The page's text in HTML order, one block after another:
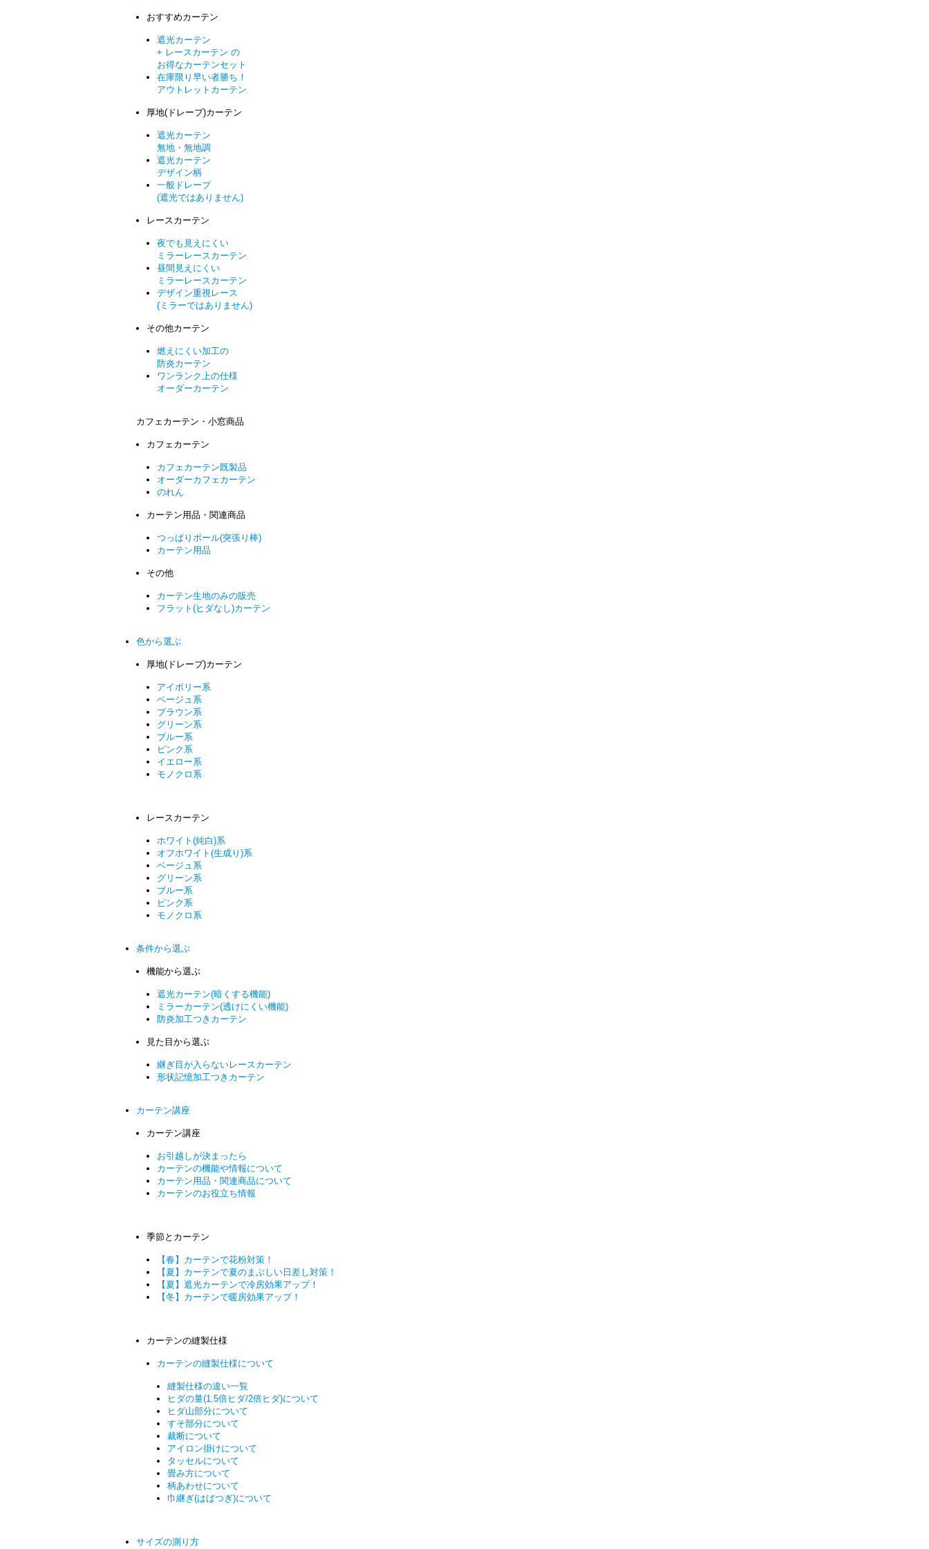
おすすめカーテン
遮光カーテン
+ レースカーテン の
お得なカーテンセット
在庫限り早い者勝ち！
アウトレットカーテン
厚地(ドレープ)カーテン
遮光カーテン
無地・無地調
遮光カーテン
デザイン柄
一般ドレープ
(遮光ではありません)
レースカーテン
夜でも見えにくい
ミラーレースカーテン
昼間見えにくい
ミラーレースカーテン
デザイン重視レース
(ミラーではありません)
その他カーテン
燃えにくい加工の
防炎カーテン
ワンランク上の仕様
オーダーカーテン
カフェカーテン・小窓商品
カフェカーテン
カフェカーテン既製品
オーダーカフェカーテン
のれん
カーテン用品・関連商品
つっぱりポール(突張り棒)
カーテン用品
その他
カーテン生地のみの販売
フラット(ヒダなし)カーテン
色から選ぶ
厚地(ドレープ)カーテン
アイボリー系
ベージュ系
ブラウン系
グリーン系
ブルー系
ピンク系
イエロー系
モノクロ系
レースカーテン
ホワイト(純白)系
オフホワイト(生成り)系
ベージュ系
グリーン系
ブルー系
ピンク系
モノクロ系
条件から選ぶ
機能から選ぶ
遮光カーテン(暗くする機能)
ミラーカーテン(透けにくい機能)
防炎加工つきカーテン
見た目から選ぶ
継ぎ目が入らないレースカーテン
形状記憶加工つきカーテン
カーテン講座
カーテン講座
お引越しが決まったら
カーテンの機能や情報について
カーテン用品・関連商品について
カーテンのお役立ち情報
季節とカーテン
【春】カーテンで花粉対策！
【夏】カーテンで夏のまぶしい日差し対策！
【夏】遮光カーテンで冷房効果アップ！
【冬】カーテンで暖房効果アップ！
カーテンの縫製仕様
カーテンの縫製仕様について
縫製仕様の違い一覧
ヒダの量(1.5倍ヒダ/2倍ヒダ)について
ヒダ山部分について
すそ部分について
裁断について
アイロン掛けについて
タッセルについて
畳み方について
柄あわせについて
巾継ぎ(はばつぎ)について
サイズの測り方